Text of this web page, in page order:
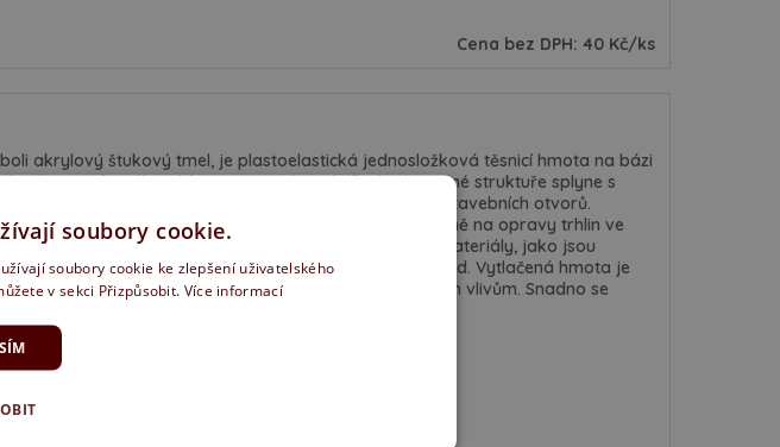
Cena bez DPH: 40 Kč/ks
akrylový štukový tmel, je plastoelastická jednosložková těsnicí hmota na bázi
štukového písku. Vytvrzený tměl díky hrubozrnné struktuře splyne s
a proto se používá především ke tmelení spár kolem stavebních otvorů.
spár při montáži zárubní a okenních rámů, případně na opravy trhlin ve
Tmel akryl hrubý výborně přilne na veškeré porézní materiály, jako jsou
cihla, omítka, materiály se štukovou vrstvou apod. Vytlačená hmota je
dvou dnech se však stává odolnou vůči atmosférickým vlivům. Snadno se
soubory cookie.
soubory cookie ke zlepšení uživatelského
v sekci Přizpůsobit. Více informací